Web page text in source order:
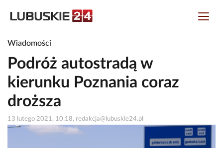
Wiadomości
Podróż autostradą w
kierunku Poznania coraz
droższa
13 lutego 2021, 10:18, redakcja@lubuskie24.pl